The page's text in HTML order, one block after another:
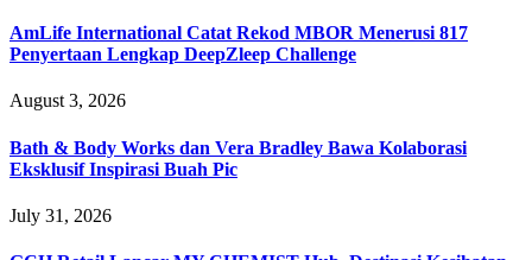
AmLife International Catat Rekod MBOR Menerusi 817
Penyertaan Lengkap DeepZleep Challenge
August 3, 2026
Bath & Body Works dan Vera Bradley Bawa Kolaborasi
Eksklusif Inspirasi Buah Pic
July 31, 2026